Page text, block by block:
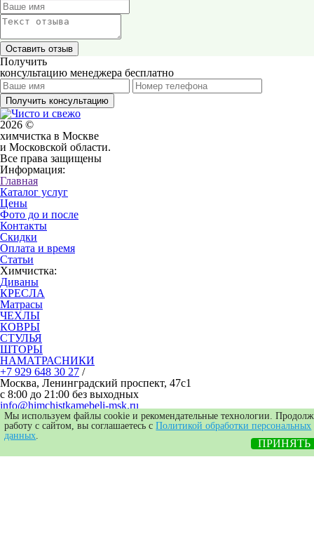
О компании
Получить
консультацию менеджера бесплатно
Получить консультацию
2026 ©
химчистка в Москве
и Московской области.
Все права защищены
Информация:
Главная
Каталог услуг
Цены
Фото до и после
Контакты
Скидки
Оплата и время
Статьи
Химчистка:
Диваны
КРЕСЛА
Матрасы
ЧЕХЛЫ
КОВРЫ
СТУЛЬЯ
ШТОРЫ
НАМАТРАСНИКИ
+7 929 648 30 27 /
Москва, Ленинградский проспект, 47с1
с 8:00 до 21:00 без выходных
info@himchistkamebeli-msk.ru
Политика конфиденциальности
Мы используем файлы cookie и рекомендательные технологии.
работу с сайтом, вы соглашаетесь сПолитикой обработки персональных
данных.
ПРИНЯТЬ